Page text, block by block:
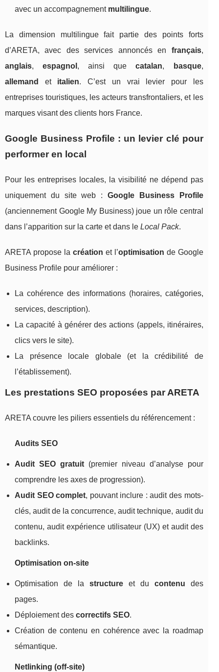
avec un accompagnement multilingue.
La dimension multilingue fait partie des points forts
d’ARETA, avec des services annoncés en français,
anglais,espagnol , ainsi quecatalan, basque,
allemand
et italien. C’est un vrai levier pour les
entreprises touristiques, les acteurs transfrontaliers, et les
marques visant des clients hors France.
Google Business Profile : un levier clé pour
performer en local
Pour les entreprises locales, la visibilité ne dépend pas
uniquement du site web : Google Business Profile
(anciennement Google My Business) joue un rôle central
dans l’apparition sur la carte et dans le Local Pack.
ARETA propose la création et l’optimisation de Google
Business Profile pour améliorer :
La cohérence des informations (horaires, catégories,
services, description).
La capacité à générer des actions (appels, itinéraires,
clics vers le site).
La présence locale globale (et la crédibilité de
l’établissement).
Les prestations SEO proposées par ARETA
ARETA couvre les piliers essentiels du référencement :
Audits SEO
Audit SEO gratuit(premier niveau d’analyse pour
comprendre les axes de progression).
Audit SEO complet, pouvant inclure : audit des mots-
clés, audit de la concurrence, audit technique, audit du
contenu, audit expérience utilisateur (UX) et audit des
backlinks.
Optimisation on-site
Optimisation de la structureet du contenu des
pages.
Déploiement des correctifs SEO.
Création de contenu en cohérence avec la roadmap
sémantique.
Netlinking (off-site)